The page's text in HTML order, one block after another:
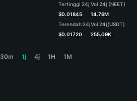
Tertinggi 24j
$0.01845
Terendah 24j
$0.01720
Vol 24j (NEET)
14.76M
Vol 24j(USDT)
255.09K
30m 1j 4j 1H 1M